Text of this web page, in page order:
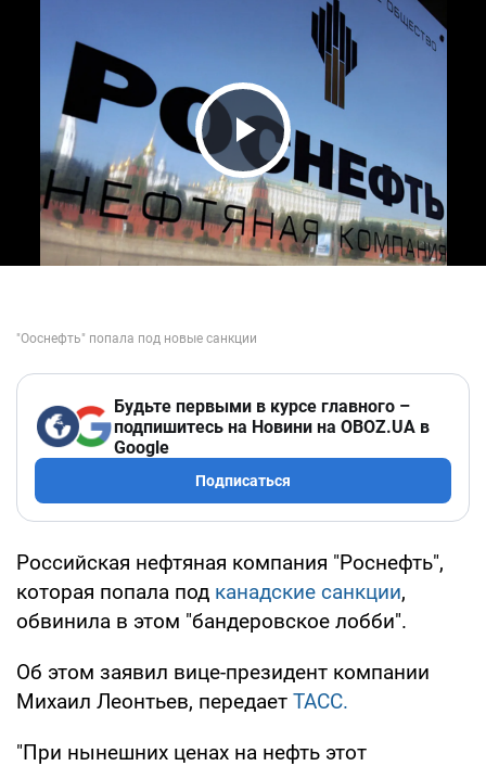
Play Video
Будьте первыми в курсе главного –
подпишитесь на Новини на OBOZ.UA в
Google
Подписаться
Российская нефтяная компания "Роснефть",
которая попала под канадские санкции,
обвинила в этом "бандеровское лобби".
Об этом заявил вице-президент компании
Михаил Леонтьев, передает ТАСС.
"При нынешних ценах на нефть этот